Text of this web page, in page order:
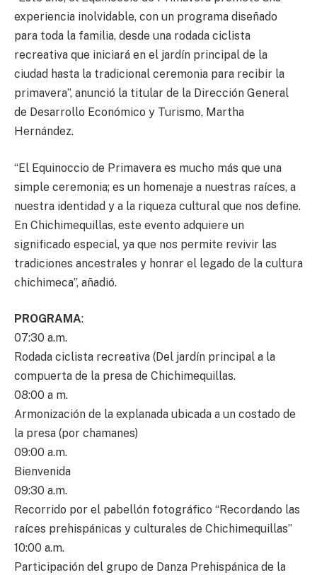
experiencia inolvidable, con un programa diseñado
para toda la familia, desde una rodada ciclista
recreativa que iniciará en el jardín principal de la
ciudad hasta la tradicional ceremonia para recibir la
primavera”, anunció la titular de la Dirección General
de Desarrollo Económico y Turismo, Martha
Hernández.
“El Equinoccio de Primavera es mucho más que una
simple ceremonia; es un homenaje a nuestras raíces, a
nuestra identidad y a la riqueza cultural que nos define.
En Chichimequillas, este evento adquiere un
significado especial, ya que nos permite revivir las
tradiciones ancestrales y honrar el legado de la cultura
chichimeca”, añadió.
PROGRAMA:
07:30 a.m.
Rodada ciclista recreativa (Del jardín principal a la
compuerta de la presa de Chichimequillas.
08:00 a m.
Armonización de la explanada ubicada a un costado de
la presa (por chamanes)
09:00 a.m.
Bienvenida
09:30 a.m.
Recorrido por el pabellón fotográfico “Recordando las
raíces prehispánicas y culturales de Chichimequillas”
10:00 a.m.
Participación del grupo de Danza Prehispánica de la